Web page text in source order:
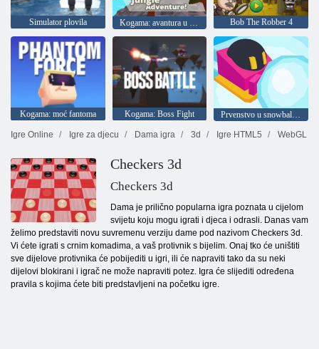
Simulator plovila Kogama: avantura u džungli Bob The Robber 4
Kogama: moć fantoma Kogama: Boss Fight
Prvenstvo u snowballu. iO
Igre Online
Igre za djecu Dama igra 3d Igre HTML5 WebGL
Checkers 3d
Checkers 3d
Dama je prilično popularna igra poznata u cijelom
svijetu koju mogu igrati i djeca i odrasli. Danas vam
želimo predstaviti novu suvremenu verziju dame pod nazivom Checkers 3d.
Vi ćete igrati s crnim komadima, a vaš protivnik s bijelim. Onaj tko će uništiti
sve dijelove protivnika će pobijediti u igri, ili će napraviti tako da su neki
dijelovi blokirani i igrač ne može napraviti potez. Igra će slijediti određena
pravila s kojima ćete biti predstavljeni na početku igre.